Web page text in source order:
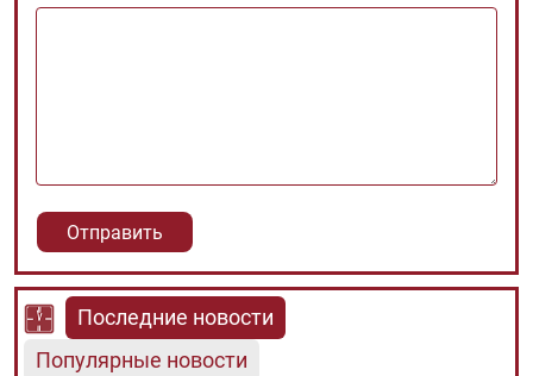
Последние новости
Популярные новости